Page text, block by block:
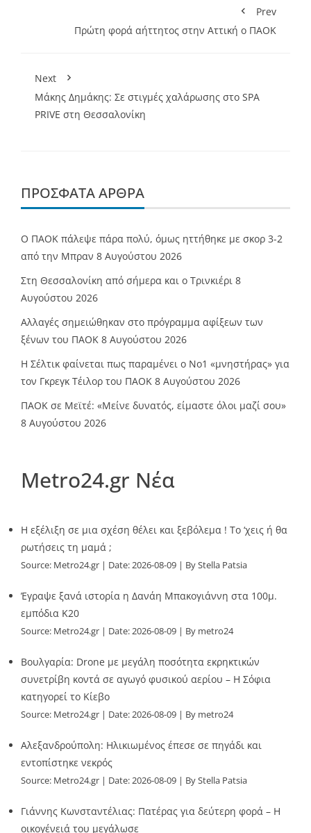
Prev
Πρώτη φορά αήττητος στην Αττική ο ΠΑΟΚ
Next
Μάκης Δημάκης: Σε στιγμές χαλάρωσης στο SPA
PRIVE στη Θεσσαλονίκη
ΠΡΌΣΦΑΤΑ ΆΡΘΡΑ
Ο ΠΑΟΚ πάλεψε πάρα πολύ, όμως ηττήθηκε με σκορ 3-2
από την Μπραν 8 Αυγούστου 2026
Στη Θεσσαλονίκη από σήμερα και ο Τρινκιέρι 8
Αυγούστου 2026
Αλλαγές σημειώθηκαν στο πρόγραμμα αφίξεων των
ξένων του ΠΑΟΚ 8 Αυγούστου 2026
Η Σέλτικ φαίνεται πως παραμένει ο Νο1 «μνηστήρας» για
τον Γκρεγκ Τέιλορ του ΠΑΟΚ 8 Αυγούστου 2026
ΠΑΟΚ σε Μεϊτέ: «Μείνε δυνατός, είμαστε όλοι μαζί σου»
8 Αυγούστου 2026
Metro24.gr Νέα
Η εξέλιξη σε μια σχέση θέλει και ξεβόλεμα ! Το ‘χεις ή θα
ρωτήσεις τη μαμά ;
Source: Metro24.gr Date: 2026-08-09 By Stella Patsia
Έγραψε ξανά ιστορία η Δανάη Μπακογιάννη στα 100μ.
εμπόδια Κ20
Source: Metro24.gr Date: 2026-08-09 By metro24
Βουλγαρία: Drone με μεγάλη ποσότητα εκρηκτικών
συνετρίβη κοντά σε αγωγό φυσικού αερίου – Η Σόφια
κατηγορεί το Κίεβο
Source: Metro24.gr Date: 2026-08-09 By metro24
Αλεξανδρούπολη: Ηλικιωμένος έπεσε σε πηγάδι και
εντοπίστηκε νεκρός
Source: Metro24.gr Date: 2026-08-09 By Stella Patsia
Γιάννης Κωνσταντέλιας: Πατέρας για δεύτερη φορά – Η
οικογένειά του μεγάλωσε